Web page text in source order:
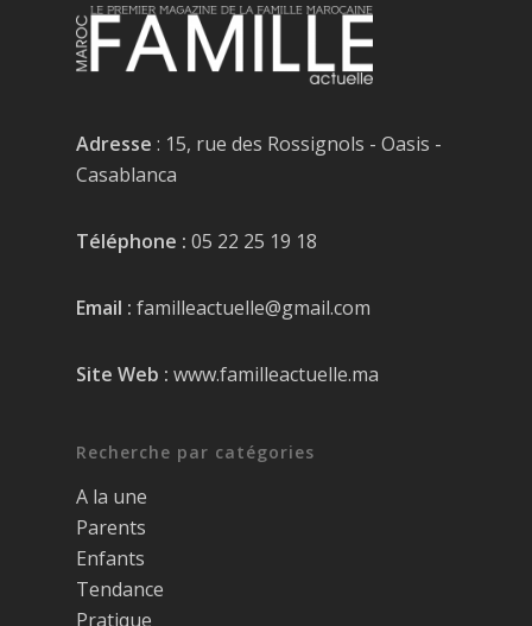
Adresse : 15, rue des Rossignols - Oasis -
Casablanca
Téléphone : 05 22 25 19 18
Email : familleactuelle@gmail.com
Site Web : www.familleactuelle.ma
Recherche par catégories
A la une
Parents
Enfants
Tendance
Pratique